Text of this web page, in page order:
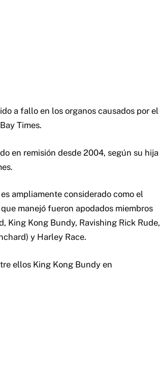
a fallo en los organos causados por el
Times.
en remisión desde 2004, según su hija
ampliamente considerado como el
manejó fueron apodados miembros
King Kong Bundy, Ravishing Rick Rude,
y Harley Race.
ellos King Kong Bundy en